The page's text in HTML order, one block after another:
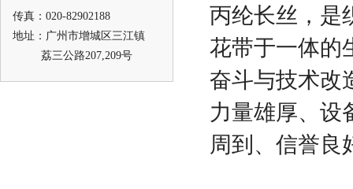
传真：020-82902188
地址：广州市增城区三江镇
荔三公路207,209号
丙纶长丝，是
花带于一体的
奋斗与技术改
力量雄厚、设
周到、信誉良